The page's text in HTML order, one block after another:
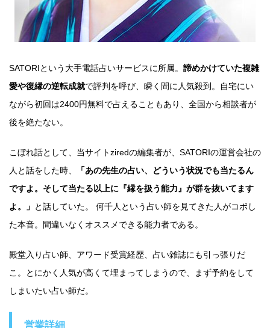
SATORIという大手電話占いサービスに所属。 諦めかけていた複雑
愛や復縁の逆転成就で評判を呼び、瞬く間に人気殺到。自宅にい
ながら初回は2400円無料で占えることもあり、全国から相談者が
後を絶たない。
こぼれ話として、当サイトziredの編集者が、SATORIの運営会社の
人と話をした時、
「あの先生の占い、どういう状況でも当たるん
ですよ。そして当たる以上に『縁を扱う能力』が群を抜いてます
よ。」 と話していた。 何千人という占い師を見てきた人がコボし
た本音。間違いなくオススメできる能力者である。
殿堂入り占い師、アワード受賞経歴、占い雑誌にも引っ張りだ
こ。とにかく人気が高くて埋まってしまうので、まず予約をして
しまいたい占い師だ。
営業詳細